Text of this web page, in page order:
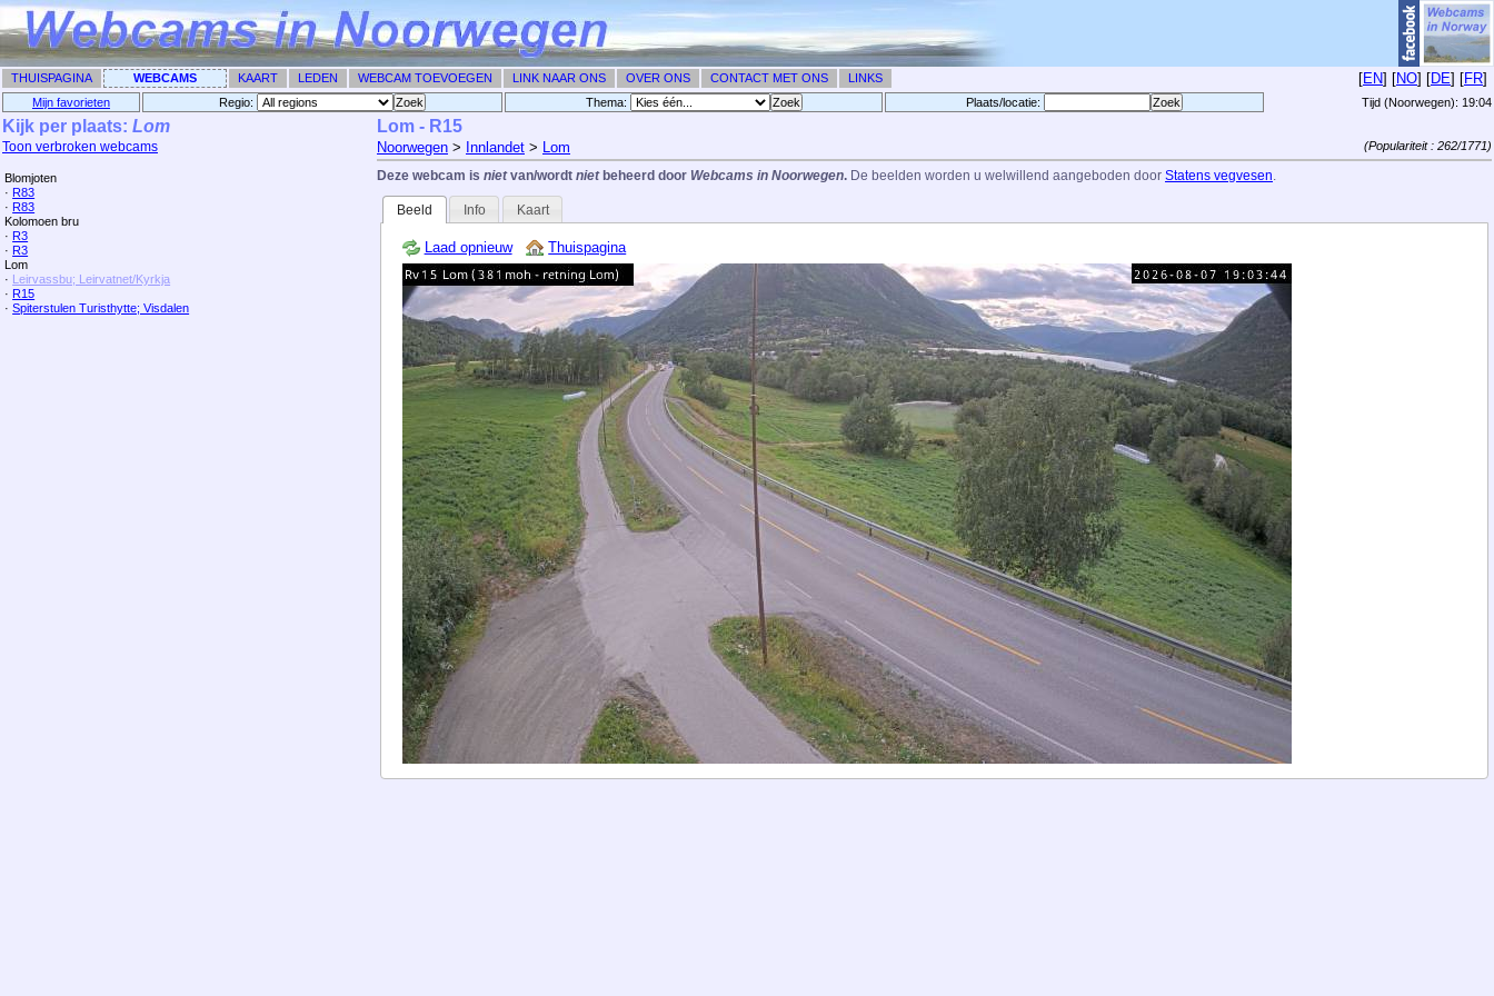
THUISPAGINA WEBCAMS KAART LEDEN WEBCAM TOEVOEGEN LINK NAAR ONS OVER ONS CONTACT MET ONS LINKS [EN] [NO] [DE] [FR]
Mijn favorieten Regio: Thema: Plaats/locatie: Tijd (Noorwegen): 19:04